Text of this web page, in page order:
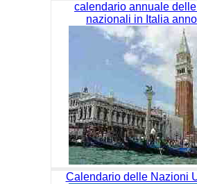
calendario annuale
nazionali in Italia
Calendario delle Nazioni